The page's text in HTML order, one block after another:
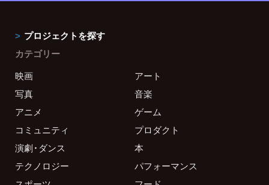
プロジェクトを探す
カテゴリー
映画
アート
写真
音楽
アニメ
ゲーム
コミュニティ
プロダクト
演劇・ダンス
本
テクノロジー
パフォーマンス